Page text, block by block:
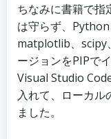
ちなみに書籍で指
は守らず、
matplotlib、scipy
ージョンをPIPで
Visual Studio
入れて、ローカ
ました。